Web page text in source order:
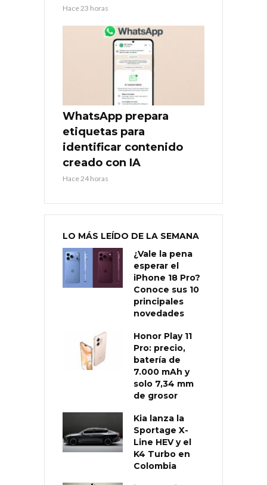
Hace 23 horas
WhatsApp prepara
etiquetas para
identificar contenido
creado con IA
Hace 24 horas
LO MÁS LEÍDO DE LA SEMANA
¿Vale la pena
esperar el
iPhone 18 Pro?
Conoce sus 10
principales
novedades
Honor Play 11
Pro: precio,
batería de
7.000 mAh y
solo 7,34 mm
de grosor
Kia lanza la
Sportage X-
Line HEV y el
K4 Turbo en
Colombia